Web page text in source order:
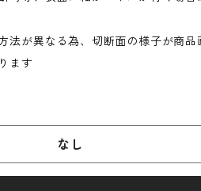
法が異なる為、切断面の様子が商品
ます
なし